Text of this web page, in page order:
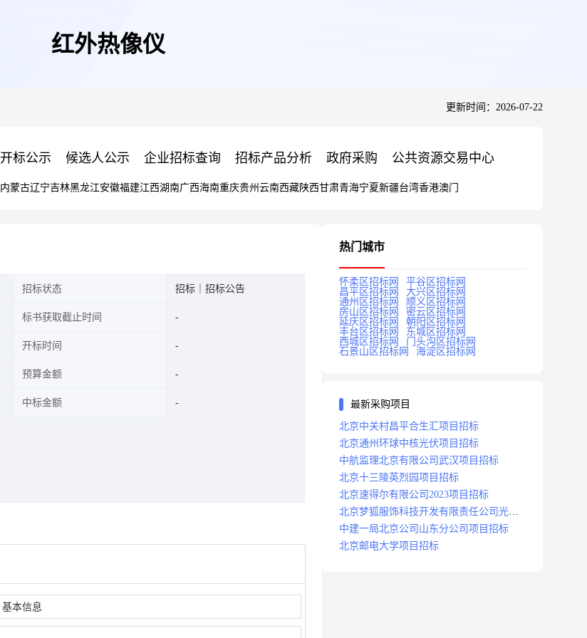
红外热像仪
更新时间：2026-07-22
开标公示 候选人公示 企业招标查询 招标产品分析 政府采购 公共资源交易中心
内蒙古辽宁吉林黑龙江安徽福建江西湖南广西海南重庆贵州 云南西藏陕西甘肃青海宁夏新疆台湾香港澳门
招标状态 招标｜招标公告
标书获取截止时间
开标时间
预算金额
中标金额
基本信息
热门城市
怀柔区招标网
平谷区招标网
昌平区招标网
大兴区招标网
通州区招标网
顺义区招标网
房山区招标网
密云区招标网
延庆区招标网
朝阳区招标网
丰台区招标网
东城区招标网
西城区招标网
门头沟区招标网
石景山区招标网
海淀区招标网
最新采购项目
北京中关村昌平合生汇项目招标
北京通州环球中核光伏项目招标
中航监理北京有限公司武汉项目招标
北京十三陵英烈园项目招标
北京速得尔有限公司2023项目招标
北京梦狐服饰科技开发有限责任公司光绿
能项目招标公告
中建一局北京公司山东分公司项目招标
北京邮电大学项目招标